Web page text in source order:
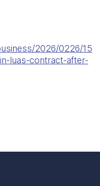
2026/0226/15
luas-contract-after-